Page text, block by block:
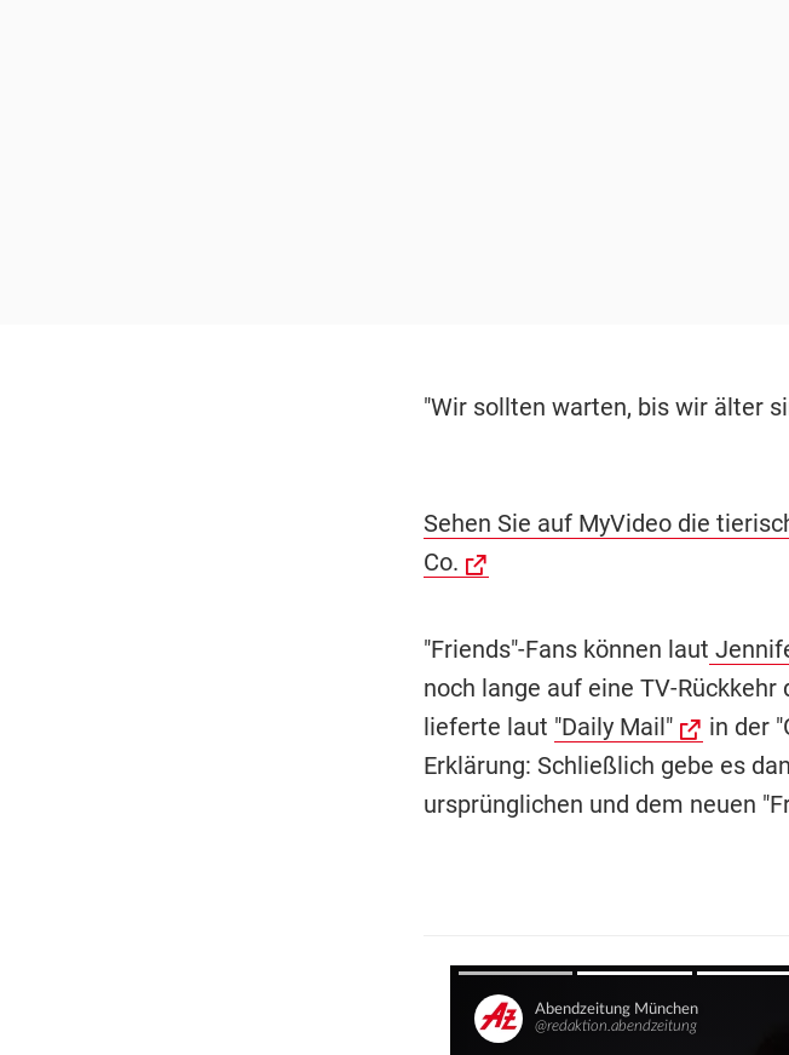
"Wir sollten warten, bis wir älter
Sehen Sie auf MyVideo die
Co.
"Friends"-Fans können laut
noch lange auf eine TV-
lieferte laut "Daily Mail"
in der
Erklärung: Schließlich gebe es
ursprünglichen und dem neuen